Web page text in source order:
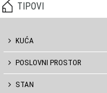
TIPOVI
KUĆA
POSLOVNI PROSTOR
STAN